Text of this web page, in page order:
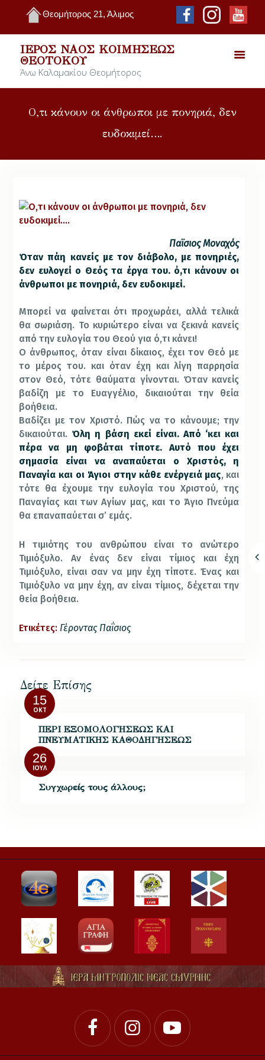
Θεομήτορος 21, Άλιμος
ΙΕΡΌΣ ΝΑΌΣ ΚΟΙΜΉΣΕΩΣ
ΘΕΟΤΌΚΟΥ
Άνω Καλαμακίου Θεομήτορος
O,τι κάνουν οι άνθρωποι με πονηριά, δεν
ευδοκιμεί….
Παϊσιος Μοναχός
Όταν πάη κανείς με τον διάβολο, με πονηριές,
δεν ευλογεί ο Θεός τα έργα του. ό,τι κάνουν οι
άνθρωποι με πονηριά, δεν ευδοκιμεί.
Μπορεί να φαίνεται ότι προχωράει, αλλά τελικά
θα σωριάση. Το κυριώτερο είναι να ξεκινά κανείς
από την ευλογία του Θεού για ό,τι κάνει!
Ο άνθρωπος, όταν είναι δίκαιος, έχει τον Θεό με
το μέρος του. και όταν έχη και λίγη παρρησία
στον Θεό, τότε θαύματα γίνονται. Όταν κανείς
βαδίζη με το Ευαγγέλιο, δικαιούται την θεία
βοήθεια.
Βαδίζει με τον Χριστό. Πώς να το κάνουμε; την
δικαιούται. Όλη η βάση εκεί είναι. Από ‘κει και
πέρα να μη φοβάται τίποτε. Αυτό που έχει
σημασία είναι να αναπαύεται ο Χριστός, η
Παναγία και οι Άγιοι στην κάθε ενέργειά μας, και
τότε θα έχουμε την ευλογία του Χριστού, της
Παναγίας και των Αγίων μας, και το Άγιο Πνεύμα
θα επαναπαύεται σ’ εμάς.
Η τιμιότης του ανθρώπου είναι το ανώτερο
Τιμιόξυλο. Αν ένας δεν είναι τίμιος και έχη
Τιμιόξυλο, είναι σαν να μην έχη τίποτε. Ένας και
Τιμιόξυλο να μην έχη, αν είναι τίμιος, δέχεται την
θεία βοήθεια.
Ετικέτες: Γέροντας Παΐσιος
Δείτε Επίσης
15
ΟΚΤ
ΠΕΡΙ ΕΞΟΜΟΛΟΓΗΣΕΩΣ ΚΑΙ
ΠΝΕΥΜΑΤΙΚΗΣ ΚΑΘΟΔΗΓΗΣΕΩΣ
26
ΙΟΎΛ
Συγχωρείς τους άλλους;